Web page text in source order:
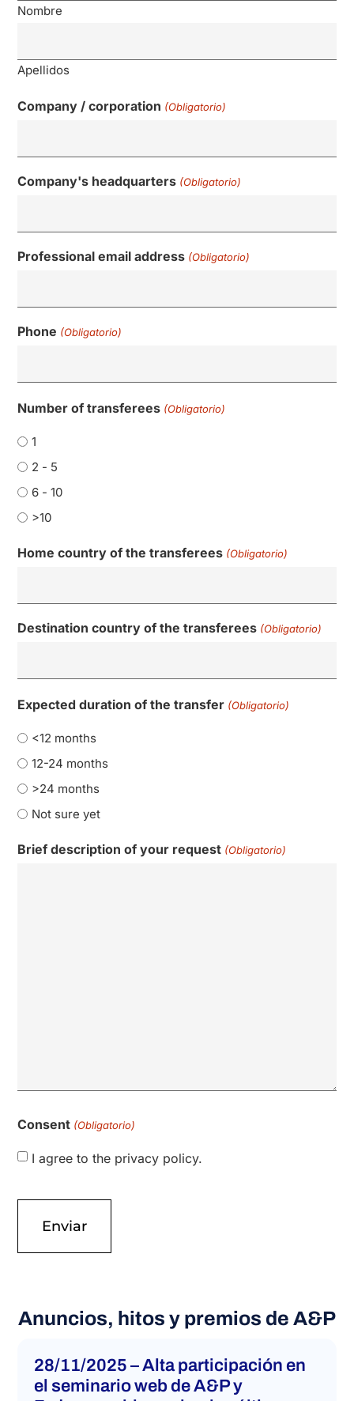
Nombre
Apellidos
Company / corporation (Obligatorio)
Company's headquarters (Obligatorio)
Professional email address (Obligatorio)
Phone (Obligatorio)
Number of transferees (Obligatorio)
1
2 - 5
6 - 10
>10
Home country of the transferees (Obligatorio)
Destination country of the transferees (Obligatorio)
Expected duration of the transfer (Obligatorio)
<12 months
12-24 months
>24 months
Not sure yet
Brief description of your request (Obligatorio)
Consent (Obligatorio)
I agree to the privacy policy.
Anuncios, hitos y premios de A&P
28/11/2025 – Alta participación en
el seminario web de A&P y